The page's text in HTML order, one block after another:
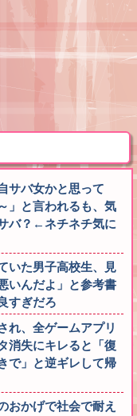
サバ女かと思って
」と言われるも、気
バ？←ネチネチ気に
いた男子高校生、見
いんだよ」と参考書
すぎだろ
れ、全ゲームアプリ
消失にキレると「復
で」と逆ギレして帰
おかげで社会で耐え